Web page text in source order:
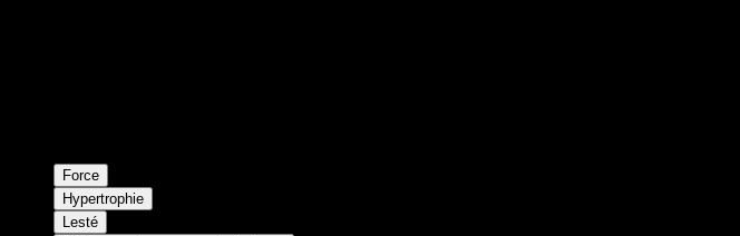
Force
Hypertrophie
Lesté